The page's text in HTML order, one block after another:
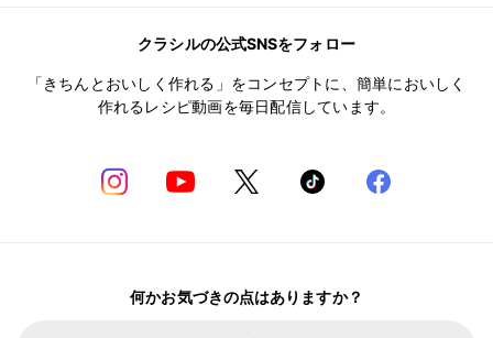
クラシルの公式SNSをフォロー
「きちんとおいしく作れる」をコンセプトに、簡単においしく
作れるレシピ動画を毎日配信しています。
何かお気づきの点はありますか？